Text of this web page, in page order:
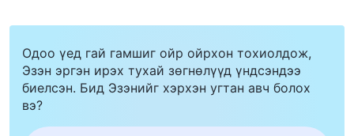
Одоо үед гай гамшиг ойр ойрхон тохиолдож,
Эзэн эргэн ирэх тухай зөгнөлүүд үндсэндээ
биелсэн. Бид Эзэнийг хэрхэн угтан авч болох
вэ?